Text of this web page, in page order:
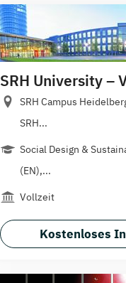
SRH University –
SRH Campus
SRH...
Social Design &
(EN),...
Vollzeit
Kostenloses